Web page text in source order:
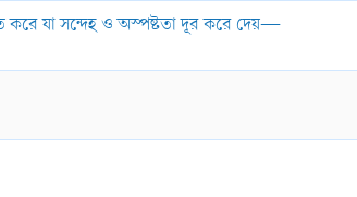
করে যা সন্দেহ ও অস্পষ্টতা দূর করে দেয়—